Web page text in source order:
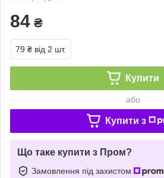
84 ₴
79 ₴ від 2 шт.
Купити
або
Купити з
Що таке купити з Пром?
Замовлення під захистом